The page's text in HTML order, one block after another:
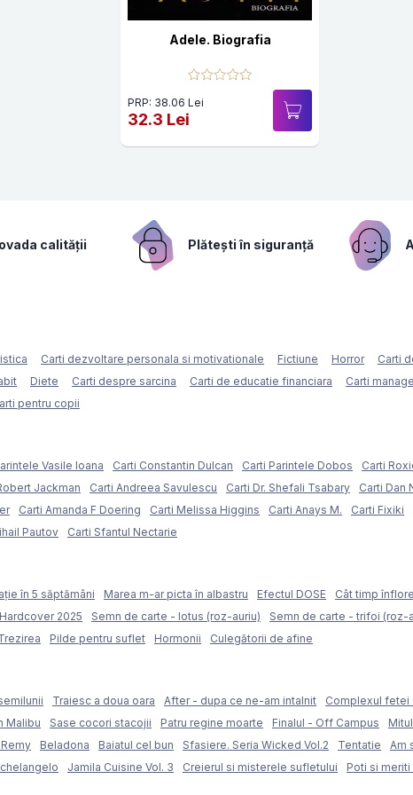
Adele. Biografia
PRP: 38.06 Lei
32.3 Lei
calității Plătești în siguranță
Carti dezvoltare personala si motivationale Fictiune Horror Carti
Diete Carti despre sarcina Carti de educatie financiara Carti
pentru copii
Vasile Ioana Carti Constantin Dulcan Carti Parintele Dobos Carti
Jackman Carti Andreea Savulescu Carti Dr. Shefali Tsabary Carti Dan
Carti Amanda F Doering Carti Melissa Higgins Carti Anays M. Carti Fixiki
Pautov Carti Sfantul Nectarie
în 5 săptămâni Marea m-ar picta în albastru Efectul DOSE Cât timp
2025 Semn de carte - lotus (roz-auriu) Semn de carte - trifoi (roz-
Pilde pentru suflet Hormonii Culegătorii de afine
Traiesc a doua oara After - dupa ce ne-am intalnit Complexul fetei
Malibu Sase cocori stacojii Patru regine moarte Finalul - Off Campus
Beladona Baiatul cel bun Sfasiere. Seria Wicked Vol.2 Tentatie Am
Jamila Cuisine Vol. 3 Creierul si misterele sufletului Poti si meriti